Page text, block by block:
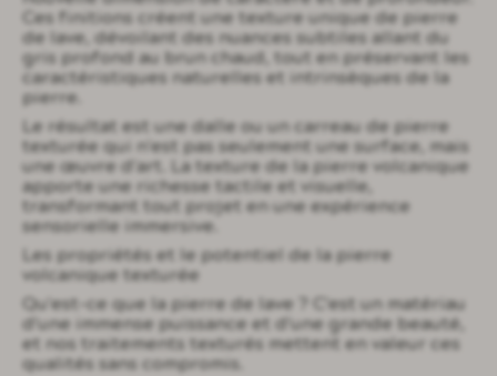
Ces finitions créent une texture unique de pierre
de lave, dévoilant des nuances subtiles allant du
gris profond au brun chaud, tout en préservant les
caractéristiques naturelles et intrinsèques de la
pierre.
Le résultat est une dalle ou un carreau de pierre
texturée qui n'est pas seulement une surface, mais
une œuvre d'art. La texture de la pierre volcanique
apporte une richesse tactile et visuelle,
transformant tout projet en une expérience
sensorielle immersive.
Les propriétés et le potentiel de la pierre
volcanique texturée
Qu'est-ce que la pierre de lave ? C'est un matériau
d'une immense puissance et d'une grande beauté,
et nos traitements texturés mettent en valeur ces
qualités sans compromis.